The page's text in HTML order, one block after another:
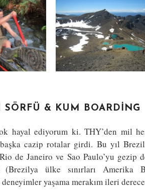
& KUM BOARDING
hayal ediyorum ki. THY’den mil
cazip rotalar girdi. Bu yıl
de Janeiro ve Sao Paulo’yu gezip
ülke sınırları Amerika
yaşama merakım ileri